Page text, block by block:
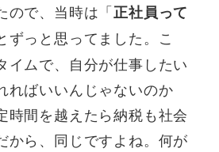
ので、当時は「正社員って
ずっと思ってました。こ
イムで、自分が仕事したい
ればいいんじゃないのか
時間を越えたら納税も社会
から、同じですよね。何が